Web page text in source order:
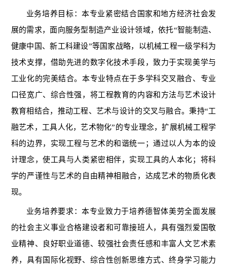
业务培养目标：本专业紧密结合国家和地方经济社会发
展的需求，面向服务型制造产业设计领域，依托“智能制造、
健康中国、新工科建设”等国家战略，以机械工程一级学科为
技术支撑，借助先进的数字化技术手段，致力于实现美学与
工业化的完美结合。本专业特点在于多学科交叉融合、专业
口径宽广、综合性强，将工程教育的内容和方法与艺术设计
教育相结合，推动工程、艺术与设计的交叉与融合。秉持“工
融艺术，工具人化，艺术物化”的专业理念，扩展机械工程学
科的边界，实现工程与艺术的和谐统一；通过以人为本的设
计理念，使工具与人类紧密相伴，实现工具的人本化；将科
学的严谨性与艺术的自由精神相融合，达成艺术的物质化表
现。
业务培养要求：本专业致力于培养德智体美劳全面发展
的社会主义事业合格建设者和可靠接班人，具有强烈爱国敬
业精神、良好职业道德、较强社会责任感和丰富人文艺术素
养，具有国际化视野、综合性创新思维方式、终身学习能力